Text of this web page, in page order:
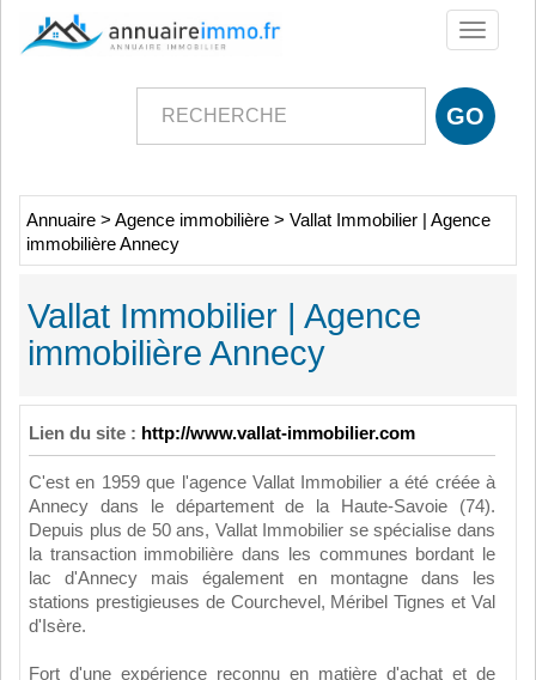
Toggle
Annuaire > Agence immobilière > Vallat Immobilier | Agence
immobilière Annecy
Vallat Immobilier | Agence
immobilière Annecy
Lien du site : http://www.vallat-immobilier.com
C'est en 1959 que l'agence Vallat Immobilier a été créée à
Annecy dans le département de la Haute-Savoie (74).
Depuis plus de 50 ans, Vallat Immobilier se spécialise dans
la transaction immobilière dans les communes bordant le
lac d'Annecy mais également en montagne dans les
stations prestigieuses de Courchevel, Méribel Tignes et Val
d'Isère.
Fort d'une expérience reconnu en matière d'achat et de